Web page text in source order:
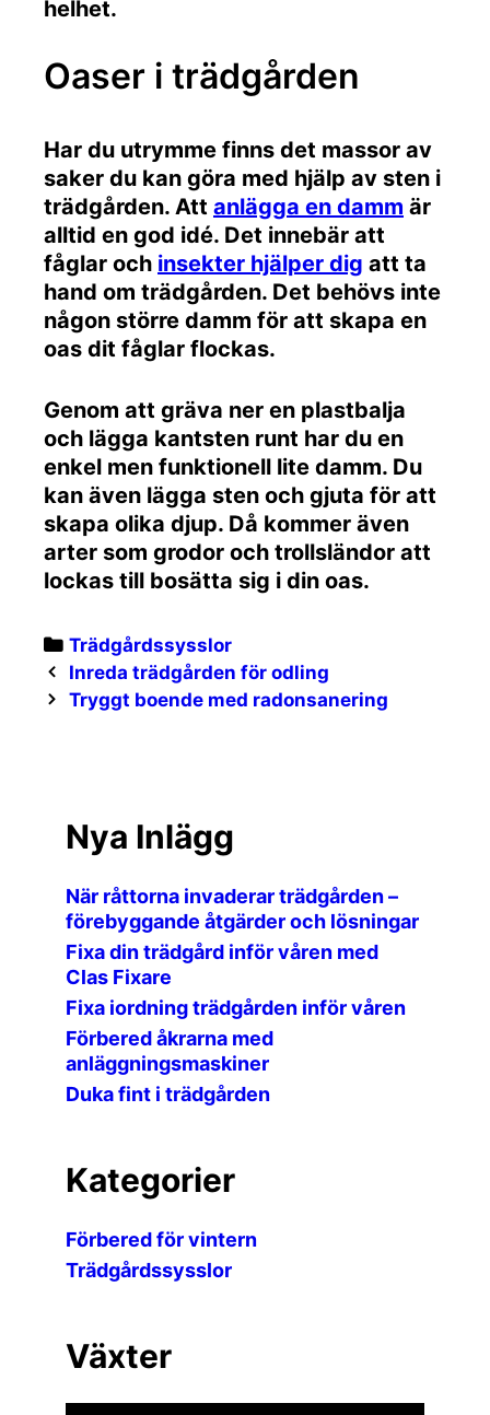
helhet.
Oaser i trädgården
Har du utrymme finns det massor av
saker du kan göra med hjälp av sten i
trädgården. Att anlägga en damm är
alltid en god idé. Det innebär att
fåglar och insekter hjälper dig att ta
hand om trädgården. Det behövs inte
någon större damm för att skapa en
oas dit fåglar flockas.
Genom att gräva ner en plastbalja
och lägga kantsten runt har du en
enkel men funktionell lite damm. Du
kan även lägga sten och gjuta för att
skapa olika djup. Då kommer även
arter som grodor och trollsländor att
lockas till bosätta sig i din oas.
Categories
Trädgårdssysslor
Post
navigation
Inreda trädgården för odling
Tryggt boende med radonsanering
Nya Inlägg
När råttorna invaderar trädgården –
förebyggande åtgärder och lösningar
Fixa din trädgård inför våren med
Clas Fixare
Fixa iordning trädgården inför våren
Förbered åkrarna med
anläggningsmaskiner
Duka fint i trädgården
Kategorier
Förbered för vintern
Trädgårdssysslor
Växter